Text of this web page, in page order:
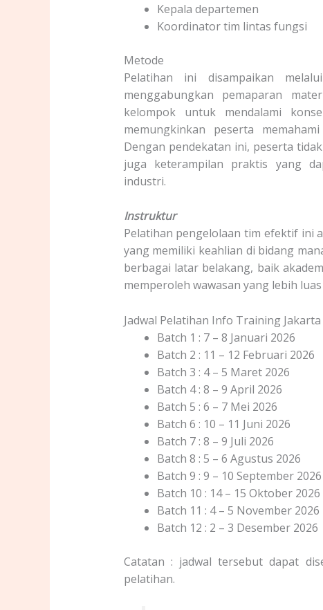
Kepala departemen
Koordinator tim lintas fungsi
Metode
Pelatihan ini disampaikan
menggabungkan pemaparan
kelompok untuk mendalami
memungkinkan peserta
Dengan pendekatan ini, peserta
juga keterampilan praktis yang
industri.
Instruktur
Pelatihan pengelolaan tim efektif ini
yang memiliki keahlian di bidang
berbagai latar belakang, baik
memperoleh wawasan yang lebih
Jadwal Pelatihan Info Training
Batch 1 : 7 – 8 Januari 2026
Batch 2 : 11 – 12 Februari 2026
Batch 3 : 4 – 5 Maret 2026
Batch 4 : 8 – 9 April 2026
Batch 5 : 6 – 7 Mei 2026
Batch 6 : 10 – 11 Juni 2026
Batch 7 : 8 – 9 Juli 2026
Batch 8 : 5 – 6 Agustus 2026
Batch 9 : 9 – 10 September 2026
Batch 10 : 14 – 15 Oktober 2026
Batch 11 : 4 – 5 November 2026
Batch 12 : 2 – 3 Desember 2026
Catatan : jadwal tersebut dapat
pelatihan.